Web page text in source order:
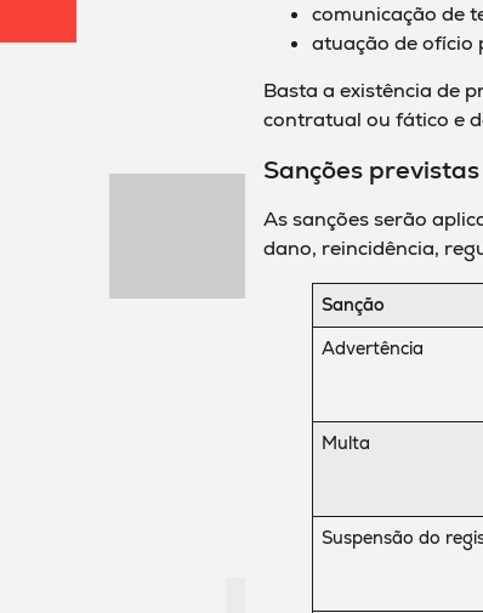
comunicação de
atuação de ofício
Basta a existência de
contratual ou fático e
Sanções previstas
As sanções serão
dano, reincidência,
Sanção
Advertência
Multa
Suspensão do